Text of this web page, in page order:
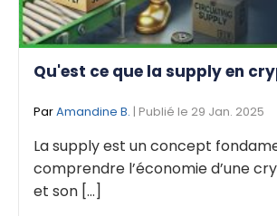
Qu'est ce que la supply en
ParAmandine B. | Publié le 29 Jan. 2025
La supply est un concept
comprendre l’économie d’une
et son [...]